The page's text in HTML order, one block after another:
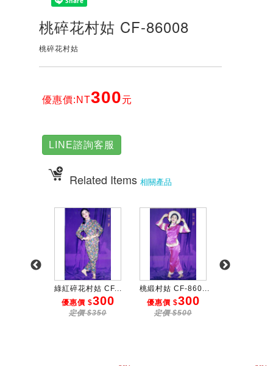
桃碎花村姑 CF-86008
桃碎花村姑
優惠價:NT300元
LINE諮詢客服
Related Items 相關產品
綠紅碎花村姑 CF...
優惠價 $300
定價 $350
桃緞村姑 CF-860...
優惠價 $300
定價 $500